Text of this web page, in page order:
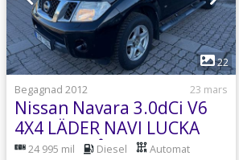
22
Begagnad 2012
23 mars
Nissan Navara 3.0dCi V6
4X4 LÄDER NAVI LUCKA
KAMERA KÅPA DRAG
24 995 mil Diesel Automat